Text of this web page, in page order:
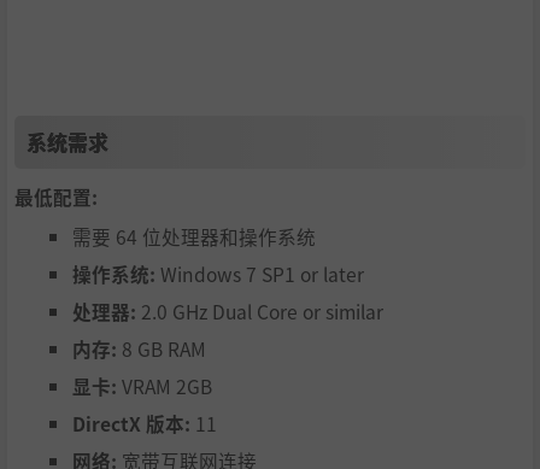
养育宠物
你可以通过向怪物扔怪物棱镜来抓捕怪物，驯化为宠物。不
仅仅是牛鹿之类的怪物，其余的几乎所有怪物都能驯化为宠
物。超多的怪物，GET DAZE！
系统需求
最低配置:
需要 64 位处理器和操作系统
操作系统: Windows 7 SP1 or later
处理器: 2.0 GHz Dual Core or similar
内存: 8 GB RAM
显卡: VRAM 2GB
DirectX 版本: 11
网络: 宽带互联网连接